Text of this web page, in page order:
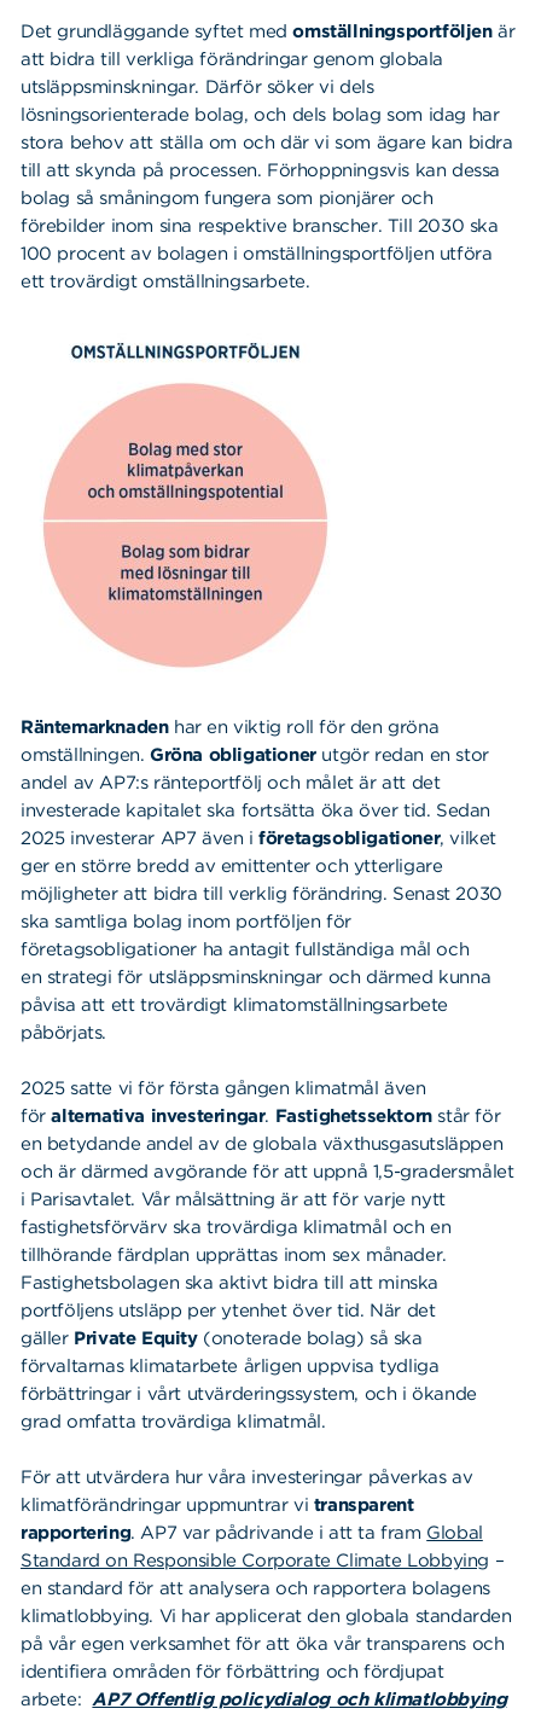
Det grundläggande syftet medomställningsportföljenär
att bidra till verkliga förändringar genom globala
utsläppsminskningar. Därför söker vi dels
lösningsorienterade bolag, och dels bolag som idag har
stora behov att ställa om och där vi som ägare kan bidra
till att skynda på processen. Förhoppningsvis kan dessa
bolag så småningom fungera som pionjärer och
förebilder inom sina respektive branscher. Till 2030 ska
100 procent av bolagen i omställningsportföljen utföra
ett trovärdigt omställningsarbete.
Räntemarknadenhar en viktig roll för den gröna
omställningen. Gröna obligationerutgör redan en stor
andel av AP7:s ränteportfölj och målet är att det
investerade kapitalet ska fortsätta öka över tid. Sedan
2025 investerar AP7 även iföretagsobligationer, vilket
ger en större bredd av emittenter och ytterligare
möjligheter att bidra till verklig förändring. Senast 2030
ska samtliga bolag inom portföljen för
företagsobligationer ha antagit fullständiga mål och
en strategi för utsläppsminskningar och därmed kunna
påvisa att ett trovärdigt klimatomställningsarbete
påbörjats.
2025 satte vi för första gången klimatmål även
föralternativa investeringar. Fastighetssektornstår för
en betydande andel av de globala växthusgasutsläppen
och är därmed avgörande för att uppnå 1,5-gradersmålet
i Parisavtalet. Vår målsättning är att för varje nytt
fastighetsförvärv ska trovärdiga klimatmål och en
tillhörande färdplan upprättas inom sex månader.
Fastighetsbolagen ska aktivt bidra till att minska
portföljens utsläpp per ytenhet över tid. När det
gäller Private Equity(onoterade bolag) så ska
förvaltarnas klimatarbete årligen uppvisa tydliga
förbättringar i vårt utvärderingssystem, och i ökande
grad omfatta trovärdiga klimatmål.
För att utvärdera hur våra investeringar påverkas av
klimatförändringar uppmuntrar vi transparent
rapportering. AP7 var pådrivande i att ta fram Global
Standard on Responsible Corporate Climate Lobbying –
en standard för att analysera och rapportera bolagens
klimatlobbying. Vi har applicerat den globala standarden
på vår egen verksamhet för att öka vår transparens och
identifiera områden för förbättring och fördjupat
arbete:AP7 Offentlig policydialog och klimatlobbying
Sök på sidan:Sök
efter: